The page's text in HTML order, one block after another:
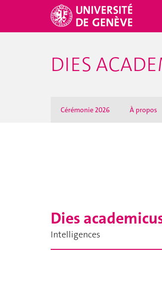
DIES
Cérémonie 2026 À propos
Dies
Intelligences